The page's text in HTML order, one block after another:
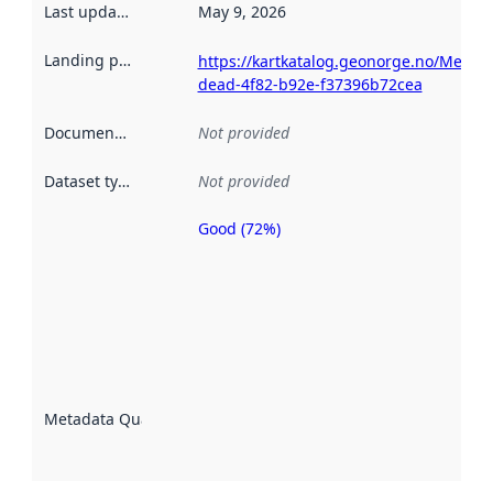
Last updated May 9, 2026
Landing page
https://kartkatalog.geonorge.no/
dead-4f82-b92e-f37396b72cea
Documentation Not provided
Dataset type Not provided
Metadata Quality
Metadata
Good (72%)